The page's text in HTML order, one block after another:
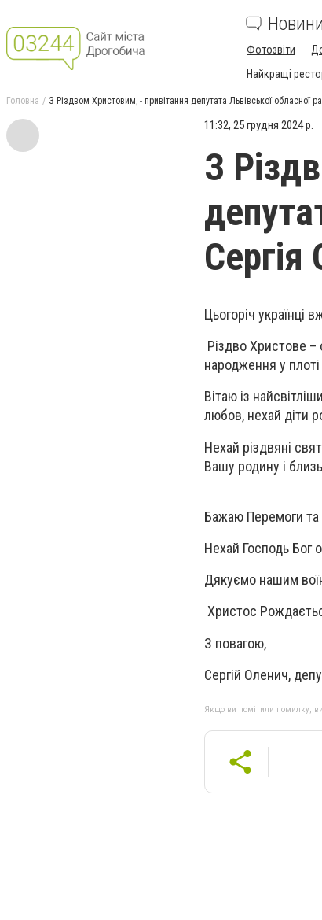
Новини
Фотозвіти
Найкращі
Головна З Різдвом Христовим, - привітання депутата Львівської обласної
11:32, 25 грудня 2024 р.
З
Сергія
Цьогоріч українці
Різдво Христове –
народження у плоті
Вітаю із
любов, нехай діти
Нехай різдвяні
Вашу родину і
Бажаю Перемоги та
Нехай Господь Бог
Дякуємо нашим
Христос
З повагою,
Сергій Оленич,
Якщо ви помітили помилку,